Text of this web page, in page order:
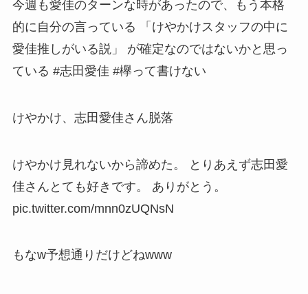
今週も愛佳のターンな時があったので、もう本格
的に自分の言っている 「けやかけスタッフの中に
愛佳推しがいる説」 が確定なのではないかと思っ
ている #志田愛佳 #欅って書けない
けやかけ、志田愛佳さん脱落
けやかけ見れないから諦めた。 とりあえず志田愛
佳さんとても好きです。 ありがとう。
pic.twitter.com/mnn0zUQNsN
もなw予想通りだけどねwww